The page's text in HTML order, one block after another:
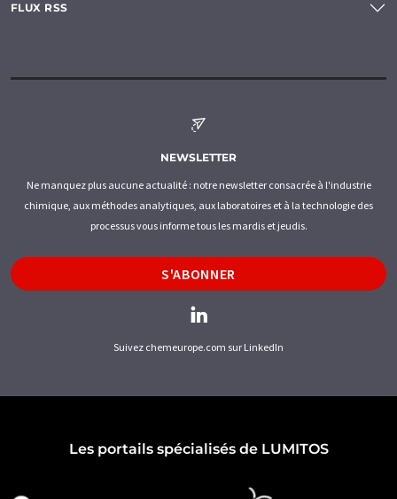
FLUX RSS
NEWSLETTER
Ne manquez plus aucune actualité : notre newsletter consacrée à l'industrie
chimique, aux méthodes analytiques, aux laboratoires et à la technologie des
processus vous informe tous les mardis et jeudis.
S'ABONNER
Suivez chemeurope.com sur LinkedIn
Les portails spécialisés de LUMITOS